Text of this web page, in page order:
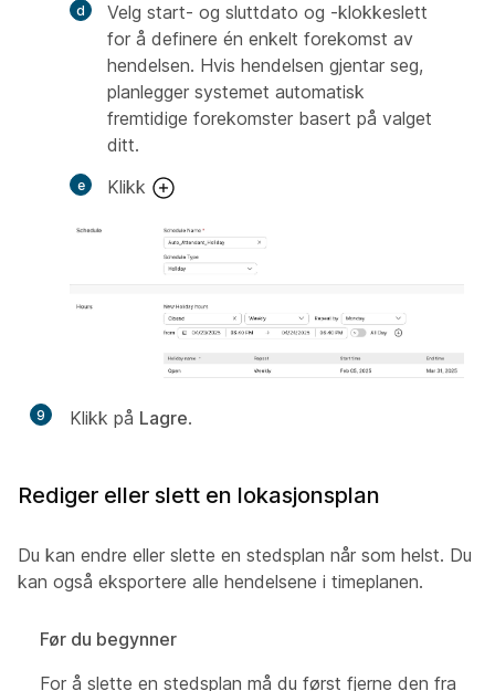
Velg start- og sluttdato og -klokkeslett
for å definere én enkelt forekomst av
hendelsen. Hvis hendelsen gjentar seg,
planlegger systemet automatisk
fremtidige forekomster basert på valget
ditt.
Klikk
9 Klikk på Lagre.
Rediger eller slett en lokasjonsplan
Du kan endre eller slette en stedsplan når som helst. Du
kan også eksportere alle hendelsene i timeplanen.
Før du begynner
For å slette en stedsplan må du først fjerne den fra